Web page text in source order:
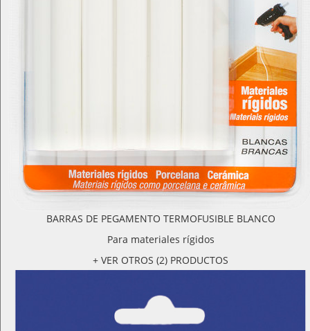
BARRAS DE PEGAMENTO TERMOFUSIBLE BLANCO
Para materiales rígidos
+ VER OTROS (2) PRODUCTOS